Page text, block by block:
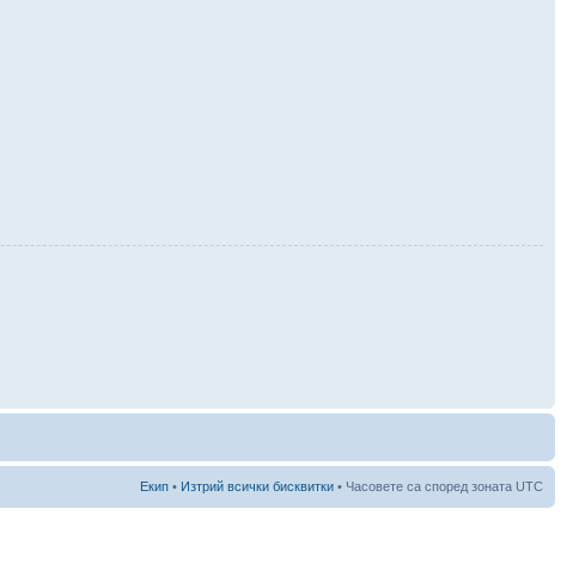
Екип • Изтрий всички бисквитки • Часовете са според зоната UTC